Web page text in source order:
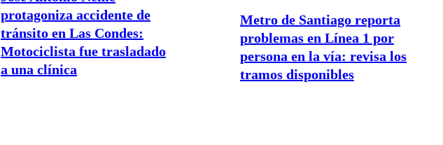
protagoniza accidente de
tránsito en Las Condes:
Motociclista fue trasladado
a una clínica
Metro de Santiago reporta
problemas en Línea 1 por
persona en la vía: revisa los
tramos disponibles